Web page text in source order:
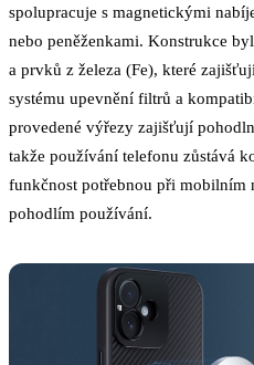
spolupracuje s magnetickými
nebo peněženkami. Konstrukce
a prvků z železa (Fe), které
systému upevnění filtrů a
provedené výřezy zajišťují
takže používání telefonu zůstává
funkčnost potřebnou při mobilním
pohodlím používání.